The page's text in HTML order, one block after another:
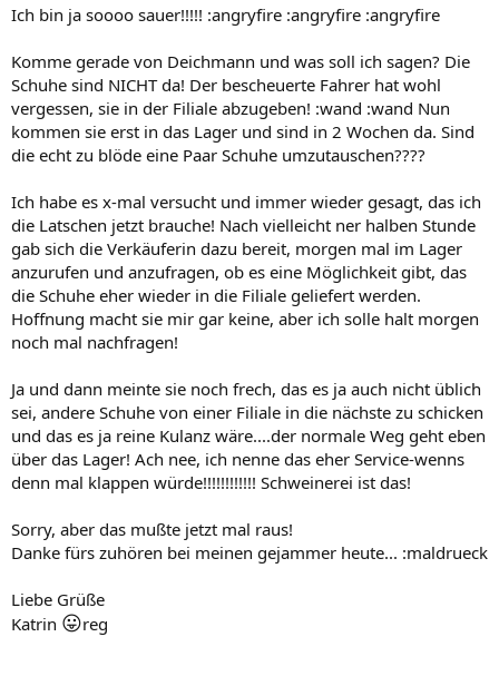
Ich bin ja soooo sauer!!!!! :angryfire :angryfire :angryfire
Komme gerade von Deichmann und was soll ich sagen? Die
Schuhe sind NICHT da! Der bescheuerte Fahrer hat wohl
vergessen, sie in der Filiale abzugeben! :wand :wand Nun
kommen sie erst in das Lager und sind in 2 Wochen da. Sind
die echt zu blöde eine Paar Schuhe umzutauschen????
Ich habe es x-mal versucht und immer wieder gesagt, das ich
die Latschen jetzt brauche! Nach vielleicht ner halben Stunde
gab sich die Verkäuferin dazu bereit, morgen mal im Lager
anzurufen und anzufragen, ob es eine Möglichkeit gibt, das
die Schuhe eher wieder in die Filiale geliefert werden.
Hoffnung macht sie mir gar keine, aber ich solle halt morgen
noch mal nachfragen!
Ja und dann meinte sie noch frech, das es ja auch nicht üblich
sei, andere Schuhe von einer Filiale in die nächste zu schicken
und das es ja reine Kulanz wäre....der normale Weg geht eben
über das Lager! Ach nee, ich nenne das eher Service-wenns
denn mal klappen würde!!!!!!!!!!!! Schweinerei ist das!
Sorry, aber das mußte jetzt mal raus!
Danke fürs zuhören bei meinen gejammer heute... :maldrueck
Liebe Grüße
Katrin 😛reg